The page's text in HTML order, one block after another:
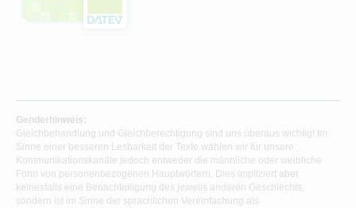
Genderhinweis:
Gleichbehandlung und Gleichberechtigung sind uns überaus wichtig! Im
Sinne einer besseren Lesbarkeit der Texte wählen wir für unsere
Kommunikationskanäle jedoch entweder die männliche oder weibliche
Form von personenbezogenen Hauptwörtern. Dies impliziert aber
keinesfalls eine Benachteiligung des jeweils anderen Geschlechts,
sondern ist im Sinne der sprachlichen Vereinfachung als